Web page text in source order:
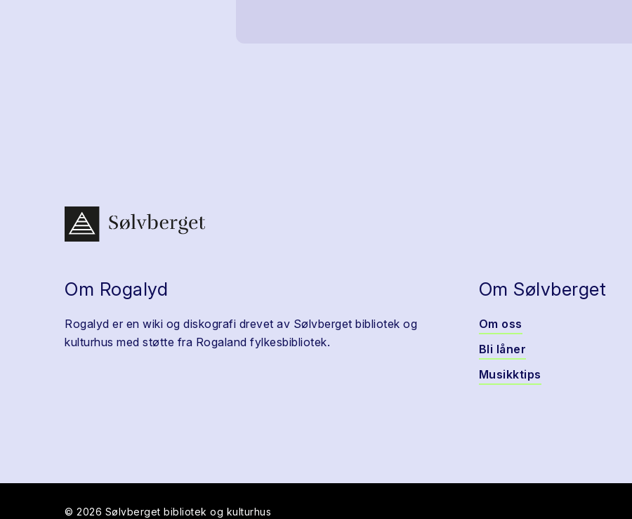
Om Rogalyd
Rogalyd er en wiki og diskografi drevet av Sølvberget bibliotek og
kulturhus med støtte fra Rogaland fylkesbibliotek.
Om Sølvberget
Om oss
Bli låner
Musikktips
© 2026 Sølvberget bibliotek og kulturhus